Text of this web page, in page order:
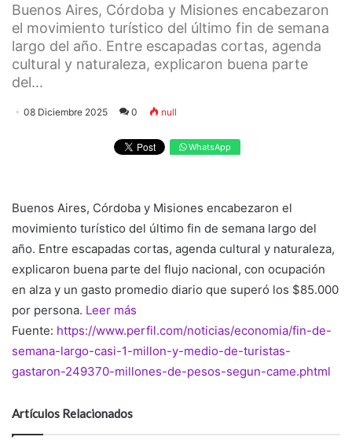
Buenos Aires, Córdoba y Misiones encabezaron
el movimiento turístico del último fin de semana
largo del año. Entre escapadas cortas, agenda
cultural y naturaleza, explicaron buena parte
del...
08 Diciembre 2025 0 null
WhatsApp
Buenos Aires, Córdoba y Misiones encabezaron el
movimiento turístico del último fin de semana largo del
año. Entre escapadas cortas, agenda cultural y naturaleza,
explicaron buena parte del flujo nacional, con ocupación
en alza y un gasto promedio diario que superó los $85.000
por persona. Leer más
Fuente: https://www.perfil.com/noticias/economia/fin-de-
semana-largo-casi-1-millon-y-medio-de-turistas-
gastaron-249370-millones-de-pesos-segun-came.phtml
Artículos Relacionados